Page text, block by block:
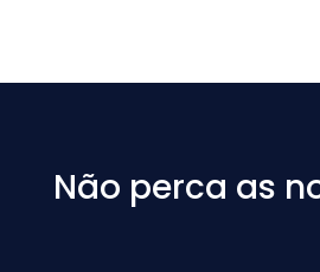
Não perca as